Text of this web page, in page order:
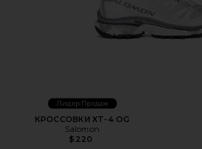
Лидер Продаж
КРОССОВКИ XT-4 OG
Salomon
$220